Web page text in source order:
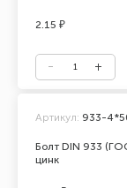
2.15 ₽
Болт DIN 933
цинк
Артикул: 933-